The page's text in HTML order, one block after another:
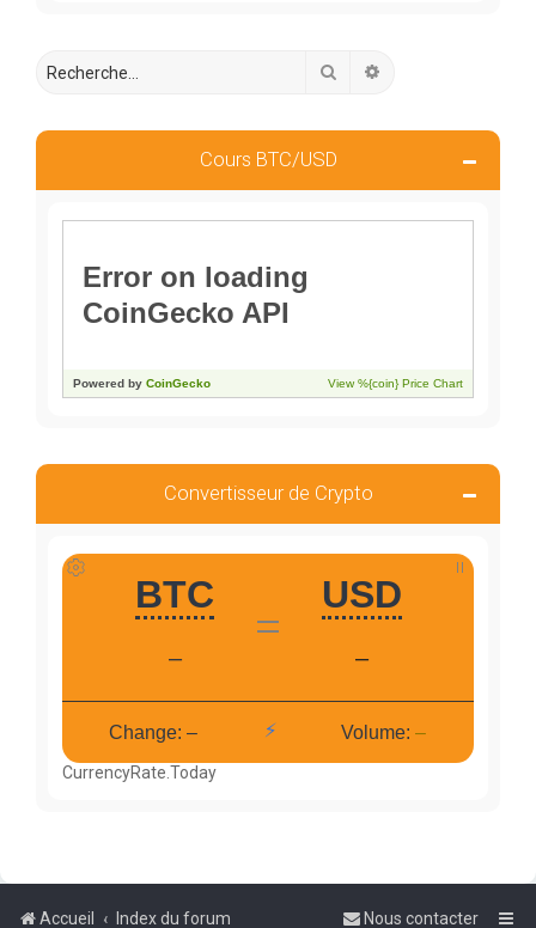
Rechercher
Cours BTC/USD
Convertisseur de Crypto
CurrencyRate.Today
Accueil Index du forum Nous contacter